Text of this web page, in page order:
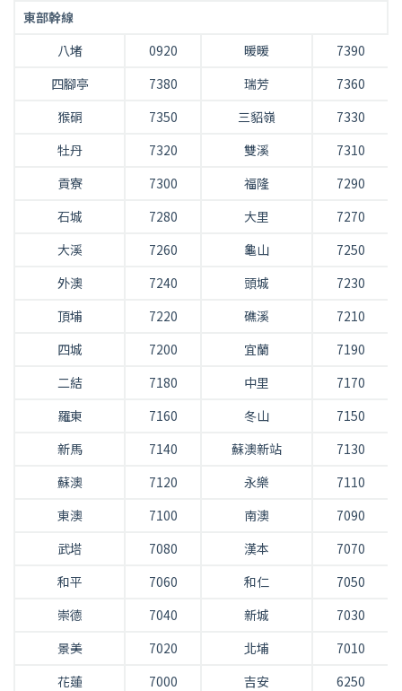
東部幹線
八堵
0920 暖暖
7390
四腳亭
7380 瑞芳
7360
猴硐
7350 三貂嶺
7330
牡丹
7320 雙溪
7310
貢寮
7300 福隆
7290
石城
7280 大里
7270
大溪
7260 龜山
7250
外澳
7240 頭城
7230
頂埔
7220 礁溪
7210
四城
7200 宜蘭
7190
二結
7180 中里
7170
羅東
7160 冬山
7150
新馬
7140 蘇澳新站
7130
蘇澳
7120 永樂
7110
東澳
7100 南澳
7090
武塔
7080 漢本
7070
和平
7060 和仁
7050
崇德
7040 新城
7030
景美
7020 北埔
7010
花蓮
7000 吉安
6250